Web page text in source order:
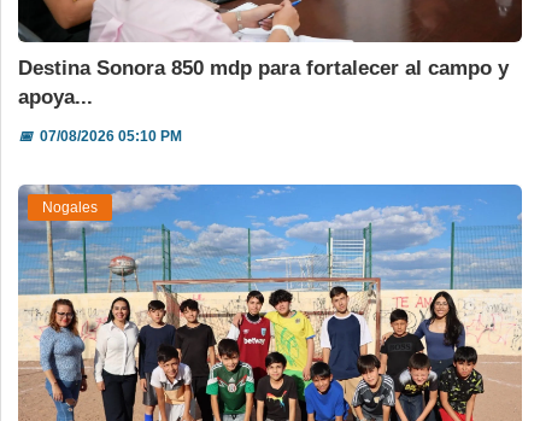
Destina Sonora 850 mdp para fortalecer al campo y
apoya...
📅07/08/2026 05:10 PM
Nogales